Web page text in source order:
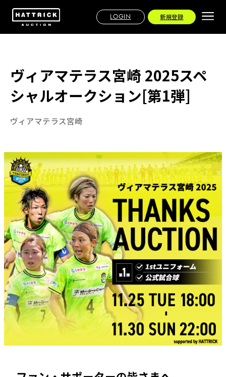
LOGIN 新規登録
ヴィアマテラス宮崎 2025スペ
シャルオークション[第1弾]
ヴィアマテラス宮崎